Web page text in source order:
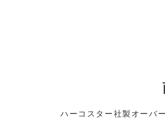
ハーコスター社製オーバ